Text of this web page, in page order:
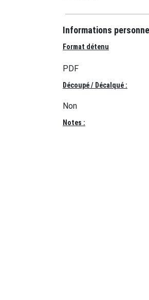
Informations
Format détenu
PDF
Découpé / Décalqué :
Non
Notes :